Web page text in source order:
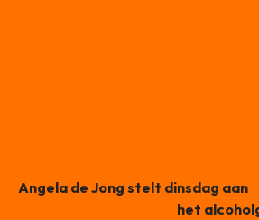
Angela de Jong stelt dinsdag aan
het